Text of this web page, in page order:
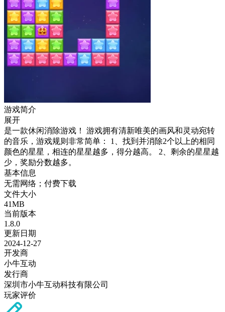
游戏简介
展开
是一款休闲消除游戏！ 游戏拥有清新唯美的画风和灵动宛转
的音乐，游戏规则非常简单： 1、找到并消除2个以上的相同
颜色的星星，相连的星星越多，得分越高。 2、剩余的星星越
少，奖励分数越多。
基本信息
无需网络；付费下载
文件大小
41MB
当前版本
1.8.0
更新日期
2024-12-27
开发商
小牛互动
发行商
深圳市小牛互动科技有限公司
玩家评价